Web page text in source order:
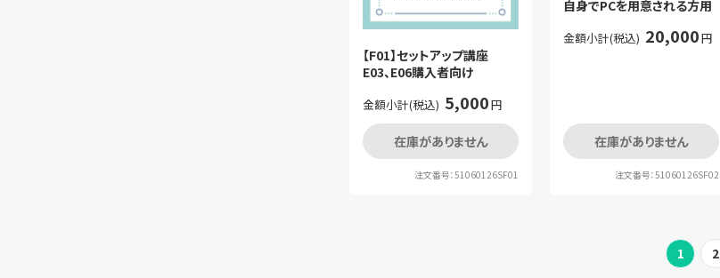
【F01】セットアップ講座
E03、E06購入者向け
金額小計(税込) 5,000円
在庫がありません
注文番号：51060126SF01
自身でPCを用意される方用
金額小計(税込) 20,000円
在庫がありません
注文番号：51060126SF02
1 2